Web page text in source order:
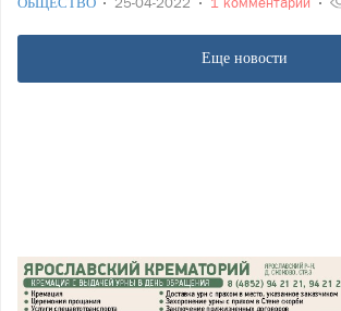
Еще новости